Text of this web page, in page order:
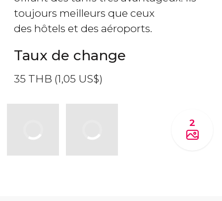
toujours meilleurs que ceux
des hôtels et des aéroports.
Taux de change
35 THB (1,05 US$)
2